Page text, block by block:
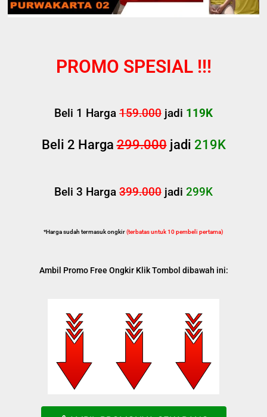
PROMO SPESIAL !!!
Beli 1 Harga 159.000 jadi 119K
Beli 2 Harga 299.000 jadi 219K
Beli 3 Harga 399.000 jadi 299K
*Harga sudah termasuk ongkir(terbatas untuk 10 pembeli pertama)
Ambil Promo Free Ongkir Klik Tombol dibawah ini: